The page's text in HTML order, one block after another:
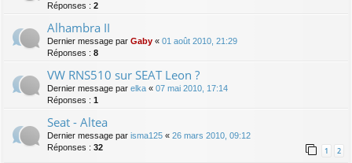
Réponses : 2
Alhambra II
Dernier message par Gaby « 01 août 2010, 21:29
Réponses : 8
VW RNS510 sur SEAT Leon ?
Dernier message par elka « 07 mai 2010, 17:14
Réponses : 1
Seat - Altea
Dernier message par isma125 « 26 mars 2010, 09:12
Réponses : 32 1 2